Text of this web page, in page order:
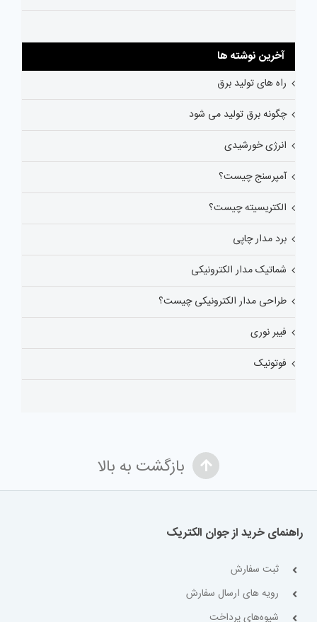
آخرین نوشته ها
راه های تولید برق
چگونه برق تولید می شود
انرژی خورشیدی
آمپرسنج چیست؟
الکتریسیته چیست؟
برد مدار چاپی
شماتیک مدار الکترونیکی
طراحی مدار الکترونیکی چیست؟
فیبر نوری
فوتونیک
بازگشت به بالا
راهنمای خرید از جوان الکتریک
ثبت سفارش
رویه های ارسال سفارش
شیوه‌های پرداخت